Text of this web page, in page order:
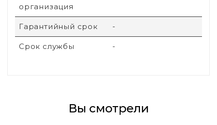
организация
Гарантийный срок -
Срок службы -
Вы смотрели